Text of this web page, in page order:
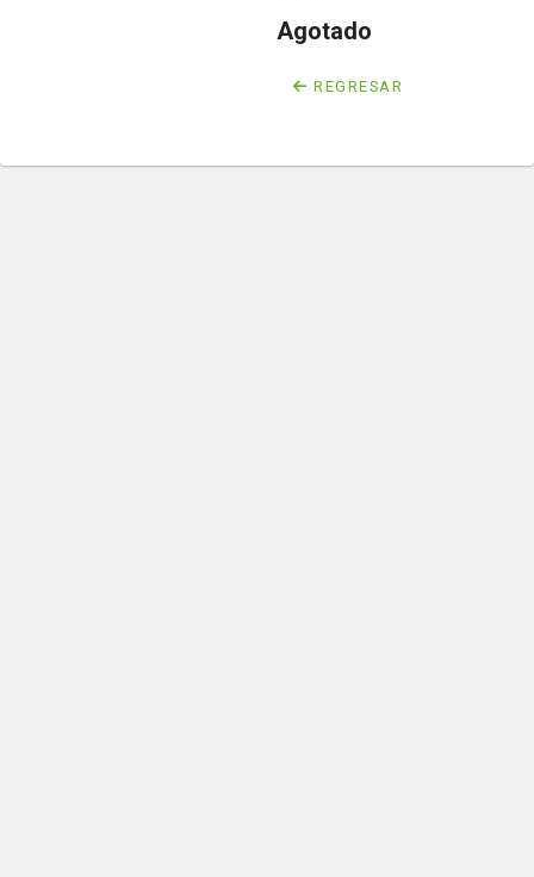
Agotado
REGRESAR